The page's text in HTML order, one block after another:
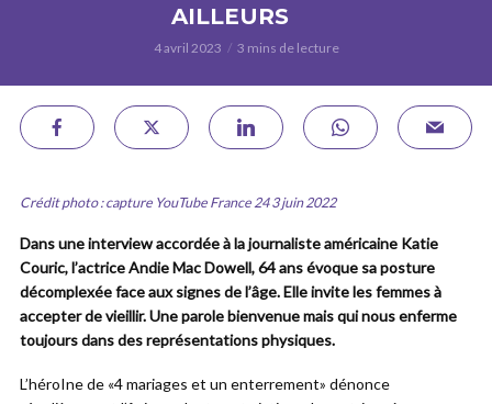
AILLEURS
4 avril 2023 3 mins de lecture
Crédit photo : capture YouTube France 24 3 juin 2022
Dans une interview accordée à la journaliste américaine Katie
Couric, l’actrice Andie Mac Dowell, 64 ans évoque sa posture
décomplexée face aux signes de l’âge. Elle invite les femmes à
accepter de vieillir. Une parole bienvenue mais qui nous enferme
toujours dans des représentations physiques.
L’héroIne de «4 mariages et un enterrement» dénonce